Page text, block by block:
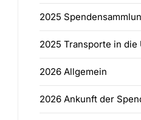
2025
2025 Transporte in die
2026 Allgemein
2026 Ankunft der